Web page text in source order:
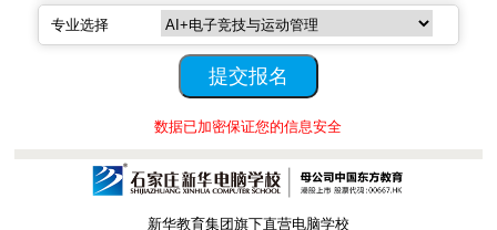
专业选择
数据已加密保证您的信息安全
新华教育集团旗下直营电脑学校